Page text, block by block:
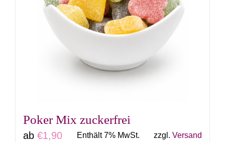
auf.
Die
Optionen
auf
der
werden
Poker Mix zuckerfrei
ab €1,90 Enthält 7% MwSt. zzgl. Versand